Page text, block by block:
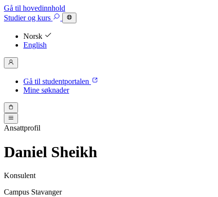
Gå til hovedinnhold
Studierog kurs
Norsk
English
Gå til studentportalen
Mine søknader
Ansattprofil
Daniel Sheikh
Konsulent
Campus Stavanger